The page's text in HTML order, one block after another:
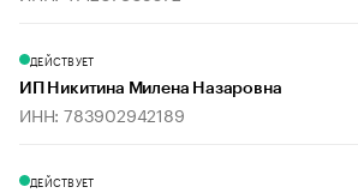
ДЕЙСТВУЕТ
ИП Никитина Милена Назаровна
ИНН: 783902942189
ДЕЙСТВУЕТ